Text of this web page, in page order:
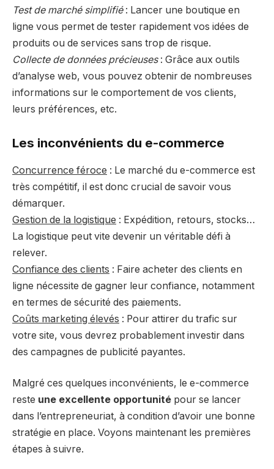
Test de marché simplifié: Lancer une boutique en
ligne vous permet de tester rapidement vos idées de
produits ou de services sans trop de risque.
Collecte de données précieuses: Grâce aux outils
d’analyse web, vous pouvez obtenir de nombreuses
informations sur le comportement de vos clients,
leurs préférences, etc.
Les inconvénients du e-commerce
Concurrence féroce : Le marché du e-commerce est
très compétitif, il est donc crucial de savoir vous
démarquer.
Gestion de la logistique : Expédition, retours, stocks…
La logistique peut vite devenir un véritable défi à
relever.
Confiance des clients : Faire acheter des clients en
ligne nécessite de gagner leur confiance, notamment
en termes de sécurité des paiements.
Coûts marketing élevés : Pour attirer du trafic sur
votre site, vous devrez probablement investir dans
des campagnes de publicité payantes.
Malgré ces quelques inconvénients, le e-commerce
reste une excellente opportunité pour se lancer
dans l’entrepreneuriat, à condition d’avoir une bonne
stratégie en place. Voyons maintenant les premières
étapes à suivre.